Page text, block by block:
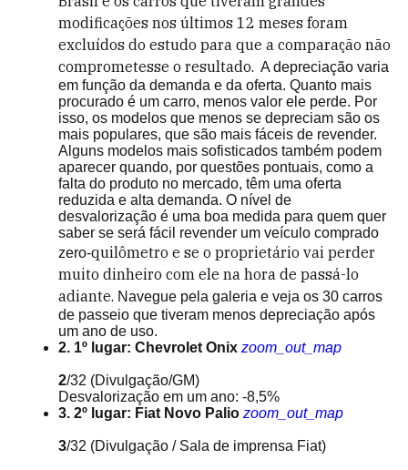
modificações nos últimos 12 meses foram
excluídos do estudo para que a comparação não
comprometesse o resultado. A depreciação varia
em função da demanda e da oferta. Quanto mais
procurado é um carro, menos valor ele perde. Por
isso, os modelos que menos se depreciam são os
mais populares, que são mais fáceis de revender.
Alguns modelos mais sofisticados também podem
aparecer quando, por questões pontuais, como a
falta do produto no mercado, têm uma oferta
reduzida e alta demanda. O nível de
desvalorização é uma boa medida para quem quer
saber se será fácil revender um veículo comprado
zero-quilômetro e se o proprietário vai perder
muito dinheiro com ele na hora de passá-lo
adiante. Navegue pela galeria e veja os 30 carros
de passeio que tiveram menos depreciação após
um ano de uso.
2. 1º lugar: Chevrolet Onix zoom_out_map
2/32 (Divulgação/GM)
Desvalorização em um ano: -8,5%
3. 2º lugar: Fiat Novo Palio zoom_out_map
3/32 (Divulgação / Sala de imprensa Fiat)